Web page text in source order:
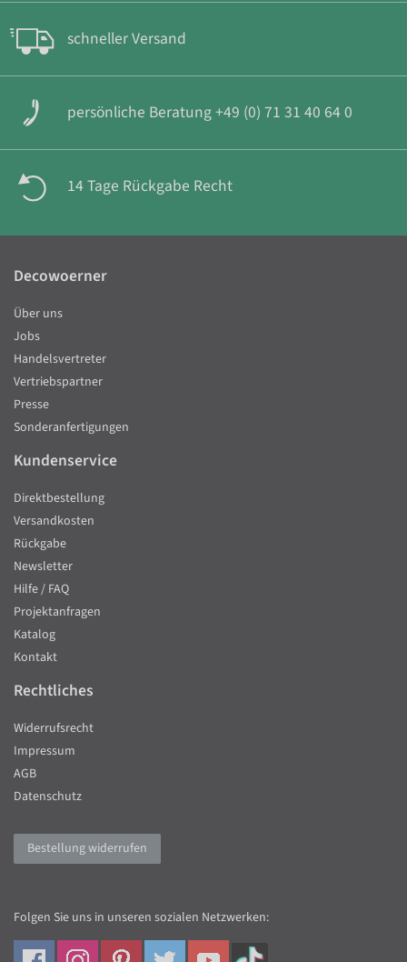
schneller Versand
persönliche Beratung +49 (0) 71 31 40 64 0
14 Tage Rückgabe Recht
Decowoerner
Über uns
Jobs
Handelsvertreter
Vertriebspartner
Presse
Sonderanfertigungen
Kundenservice
Direktbestellung
Versandkosten
Rückgabe
Newsletter
Hilfe / FAQ
Projektanfragen
Katalog
Kontakt
Rechtliches
Widerrufsrecht
Impressum
AGB
Datenschutz
Bestellung widerrufen
Folgen Sie uns in unseren sozialen Netzwerken: